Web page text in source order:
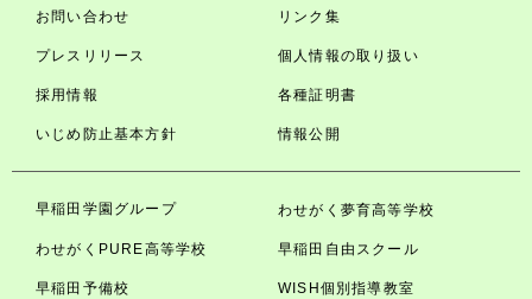
お問い合わせ リンク集
プレスリリース 個人情報の取り扱い
採用情報 各種証明書
いじめ防止基本方針 情報公開
早稲田学園グループ わせがく夢育高等学校
わせがくPURE高等学校 早稲田自由スクール
早稲田予備校 WISH個別指導教室